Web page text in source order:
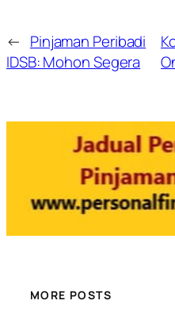
← Pinjaman Peribadi
IDSB: Mohon Segera
MORE POSTS